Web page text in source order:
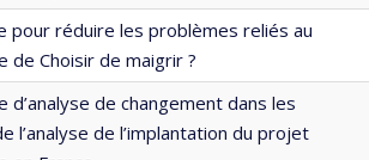
pour réduire les problèmes reliés au
de Choisir de maigrir ?
de changement dans les
l’analyse de l’implantation du projet